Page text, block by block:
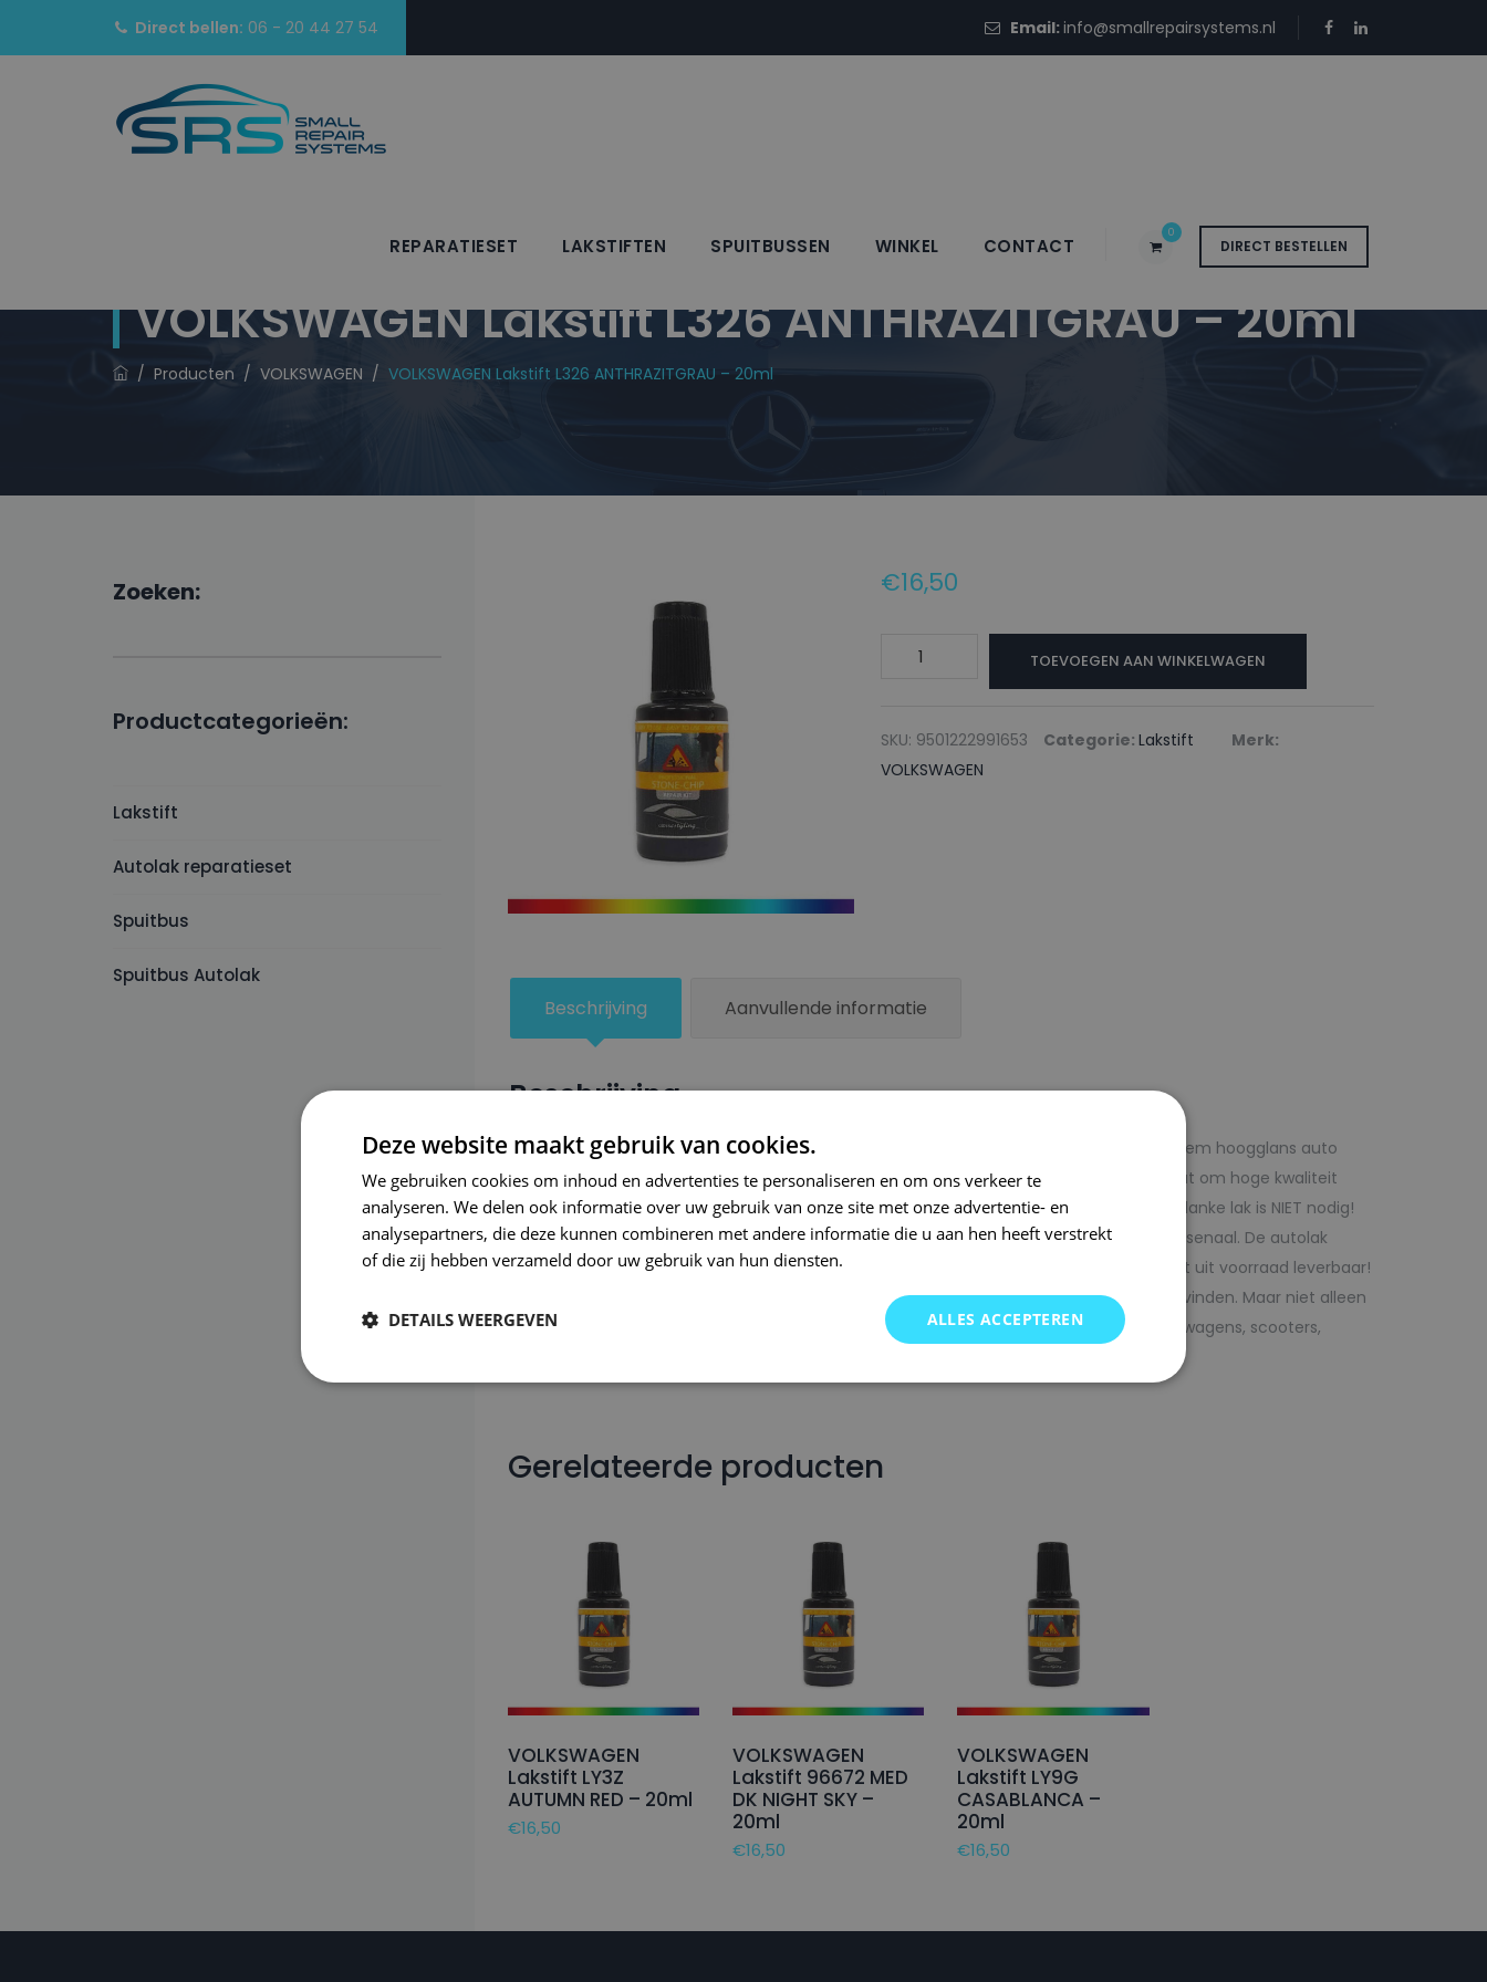
Direct bellen: 06 - 20 44 27 54 Email:info@smallrepairsystems.nl
DIRECT BESTELLEN
0
REPARATIESET LAKSTIFTEN SPUITBUSSEN WINKEL CONTACT
VOLKSWAGEN Lakstift L326 ANTHRAZITGRAU – 20ml
/ Producten / VOLKSWAGEN / VOLKSWAGEN Lakstift L326 ANTHRAZITGRAU – 20ml
€16,50
VOLKSWAGEN
ANTHRAZITGRAU
-
TOEVOEGEN AAN WINKELWAGEN
SKU: 9501222991653 Categorie: Lakstift
Merk:
VOLKSWAGEN
Beschrijving Aanvullende informatie
Beschrijving
Een kleiner beschadigd oppervlak van je auto behandel je zelf voordelig met 1laag systeem hoogglans auto
lakstiften van Small Repair Systems. Bij SRS bent u aan het juiste adres wanneer het gaat om hoge kwaliteit
auto lakstiften. Onze auto lakstiften zijn snel drogend en makkelijk te verwerken. Extra blanke lak is NIET nodig!
Wij hebben een gigantisch assortiment met oneindig veel kleurencombinaties in ons arsenaal. De autolak
wordt op kleurcode of kleurnaam gemaakt en is afgevuld met professionele verf. Direct uit voorraad leverbaar!
Om deze reden garanderen wij dat u altijd de gewenste kleur voor uw auto bij SRS kunt vinden. Maar niet alleen
voor auto’s.. Met onze A-kwaliteit auto lakstiften kunt u ook bij ons terecht voor bedrijfswagens, scooters,
Gerelateerde producten
VOLKSWAGEN
Lakstift LY3Z
AUTUMN RED – 20ml
€16,50
VOLKSWAGEN
Lakstift 96672 MED
DK NIGHT SKY –
20ml
€16,50
VOLKSWAGEN
Lakstift LY9G
CASABLANCA –
20ml
€16,50
Zoeken:
Productcategorieën:
Lakstift
Autolak reparatieset
Spuitbus
Spuitbus Autolak
Deze website maakt gebruik van cookies.
We gebruiken cookies om inhoud en advertenties te personaliseren en om ons verkeer te
analyseren. We delen ook informatie over uw gebruik van onze site met onze advertentie- en
analysepartners, die deze kunnen combineren met andere informatie die u aan hen heeft verstrekt
of die zij hebben verzameld door uw gebruik van hun diensten.
ALLES ACCEPTEREN
DETAILS WEERGEVEN